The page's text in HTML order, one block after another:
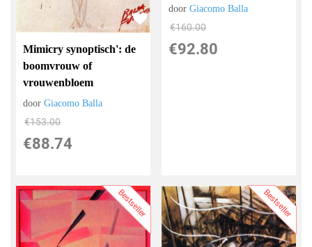
Mimicry synoptisch': de
boomvrouw of
vrouwenbloem
doorGiacomo Balla
€153.00
€88.74
doorGiacomo Balla
€160.00
€92.80
Bestseller Bestseller